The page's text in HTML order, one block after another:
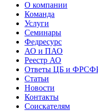
О компании
Команда
Услуги
Семинары
Федресурс
АО и ПАО
Реестр АО
Ответы ЦБ и
Статьи
Новости
Контакты
Соискателям